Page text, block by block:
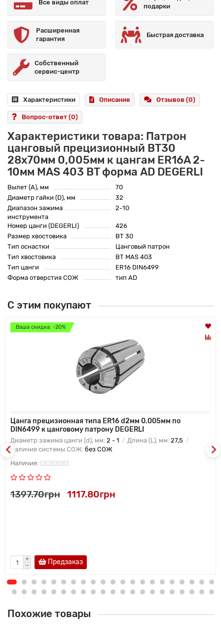
Все виды оплат
подарки
Расширенная
гарантия
Быстрая доставка
Собственный
сервис-центр
Характеристики Описание Отзывов (0)
Вопрос-ответ (0)
Характеристики товара: Патрон
цанговый прецизионный BT30
28x70мм 0,005мм к цангам ER16A 2-
10мм MAS 403 BT форма AD DEGERLI
Вылет (A), мм
70
Диаметр гайки (D), мм
32
Диапазон зажима
инструмента
2-10
Номер цанги (DEGERLI)
426
Размер хвостовика
BT 30
Тип оснастки
Цанговый патрон
Тип хвостовика
BT MAS 403
Тип цанги
ER16 DIN6499
Форма отверстия СОЖ
тип AD
С этим покупают
Ваша скидка: -20%
Цанга прецизионная типа ER16 d2мм 0.005мм по
DIN6499 к цанговому патрону DEGERLI
Диаметр зажима цанги (d), мм: 2 - 1 Длина (L), мм: 27,5
Наличие системы СОЖ: без СОЖ
1397.70грн 1117.80грн
Предзаказ
Похожие товары